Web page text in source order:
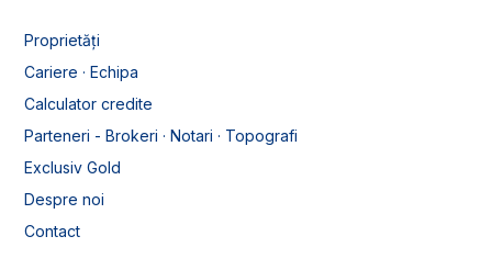
Proprietăți
Cariere · Echipa
Calculator credite
Parteneri - Brokeri · Notari · Topografi
Exclusiv Gold
Despre noi
Contact